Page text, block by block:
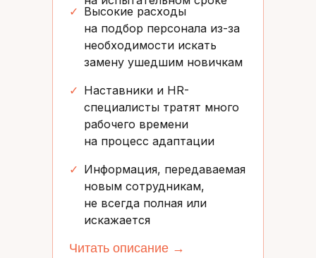
Читать описание →
✓ Информация, передаваемая
новым сотрудникам,
не всегда полная или
искажается
✓ Наставники и HR-
специалисты тратят много
рабочего времени
на процесс адаптации
✓ Высокие расходы
на подбор персонала из-за
необходимости искать
замену ушедшим новичкам